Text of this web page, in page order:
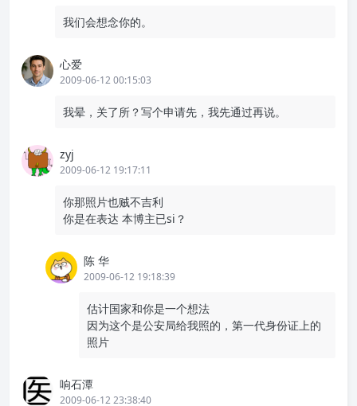
我们会想念你的。
心爱
2009-06-12 00:15:03
我晕，关了所？写个申请先，我先通过再说。
zyj
2009-06-12 19:17:11
你那照片也贼不吉利
你是在表达 本博主已si？
陈 华
2009-06-12 19:18:39
估计国家和你是一个想法
因为这个是公安局给我照的，第一代身份证上的
照片
响石潭
2009-06-12 23:38:40